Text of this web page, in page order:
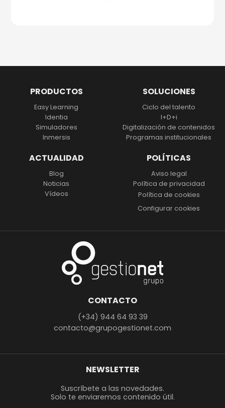
PRODUCTOS
Easy Learning
Identia
Simuladores
Inmersis
SOLUCIONES
Ciclo del talento
I+D+i
Digitalización de contenidos
Programas institucionales
ACTUALIDAD
Blog
Noticias
Vídeos
POLÍTICAS
Aviso legal
Política de privacidad
Política de cookies
Configurar cookies
CONTACTO
(+34) 944 64 93 39
contacto@grupogestionet.com
NEWSLETTER
Suscríbete a las novedades.
Solo te enviaremos contenido útil.